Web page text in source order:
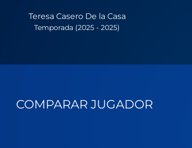
Teresa Casero De la Casa
Temporada (2025 - 2025)
COMPARAR JUGADOR